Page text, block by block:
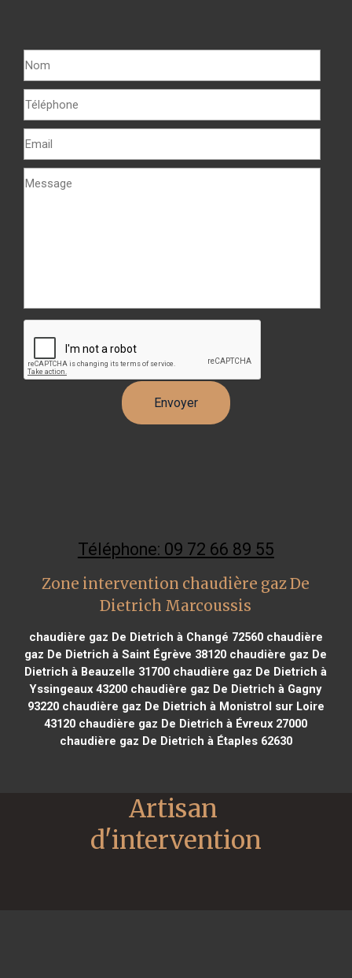
Téléphone: 09 72 66 89 55
Zone intervention chaudière gaz De
Dietrich Marcoussis
chaudière gaz De Dietrich à Changé 72560chaudière
gaz De Dietrich à Saint Égrève 38120 chaudière gaz De
Dietrich à Beauzelle 31700 chaudière gaz De Dietrich à
Yssingeaux 43200 chaudière gaz De Dietrich à Gagny
93220chaudière gaz De Dietrich à Monistrol sur Loire
43120 chaudière gaz De Dietrich à Évreux 27000
chaudière gaz De Dietrich à Étaples 62630
Artisan
d'intervention